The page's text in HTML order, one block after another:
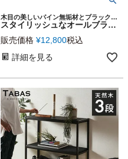
木目の美しいパイン無垢材とブラックアイアンという、異素材を組み合わせた家具シリーズ「TABAS BLACK EDITION」の4段ミディアムシェルフラック スリムタイプ
スタイリッシュなオールブラックカラー天然木とアイアンのシンプルな4段ミディアムシェルフラック【スリムタイプ】 [63040-cbk]
販売価格 ¥12,800税込
詳細を見る